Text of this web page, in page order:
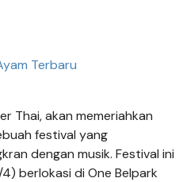
Terbaru
Thai, akan memeriahkan
festival yang
dengan musik. Festival ini
berlokasi di One Belpark